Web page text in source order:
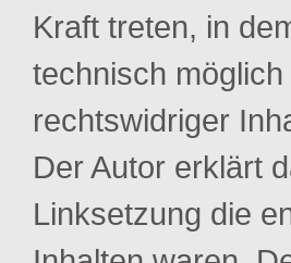
Kraft treten, in
technisch
rechtswidriger
Der Autor erklärt
Linksetzung die